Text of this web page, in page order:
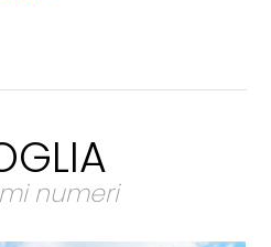
numeri